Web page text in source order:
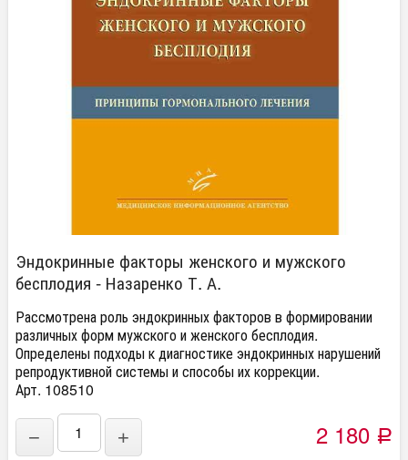
Эндокринные факторы женского и мужского
бесплодия - Назаренко Т. А.
Рассмотрена роль эндокринных факторов в формировании
различных форм мужского и женского бесплодия.
Определены подходы к диагностике эндокринных нарушений
репродуктивной системы и способы их коррекции.
Арт. 108510
− + 2 180 Р